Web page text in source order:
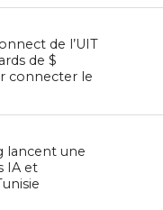
de l’UIT
de $
connecter le
lancent une
IA et